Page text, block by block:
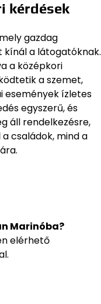
kérdések
gazdag
a látogatóknak.
a középkori
a szemet,
események ízletes
egyszerű, és
áll rendelkezésre,
családok, mind a
Marinóba?
elérhető